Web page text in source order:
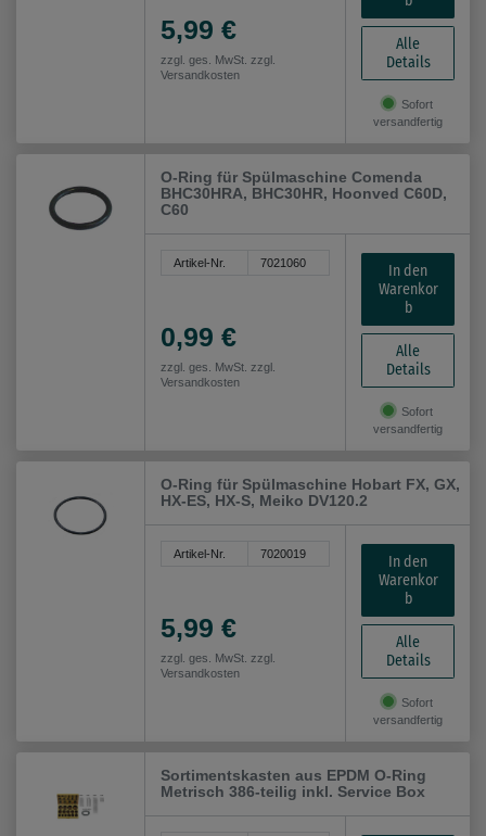
5,99 €
zzgl. ges. MwSt. zzgl.
Versandkosten
Alle
Details
Sofort
versandfertig
O-Ring für Spülmaschine Comenda
BHC30HRA, BHC30HR, Hoonved C60D,
C60
Artikel-Nr. 7021060
0,99 €
zzgl. ges. MwSt. zzgl.
Versandkosten
In den
Warenkor
b
Alle
Details
Sofort
versandfertig
O-Ring für Spülmaschine Hobart FX, GX,
HX-ES, HX-S, Meiko DV120.2
Artikel-Nr. 7020019
5,99 €
zzgl. ges. MwSt. zzgl.
Versandkosten
In den
Warenkor
b
Alle
Details
Sofort
versandfertig
Sortimentskasten aus EPDM O-Ring
Metrisch 386-teilig inkl. Service Box